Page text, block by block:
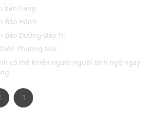
bán hàng
Bảo Hành
Bảo Dưỡng-Bảo Trì
Thương Mại
có thể khiến người người tỉnh ngộ ngay